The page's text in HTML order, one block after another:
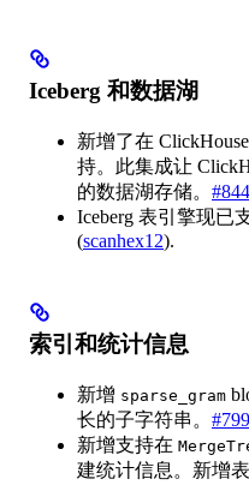
Iceberg 和数据湖
新增了在
持。此集成让
的数据湖存储。
Iceberg 表引擎现已
(scanhex12).
索引和统计信息
新增 sparse_gram
长的子字符串。
新增支持在
建统计信息。新增